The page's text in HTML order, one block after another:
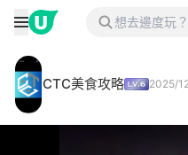
CTC美食攻略 2025/